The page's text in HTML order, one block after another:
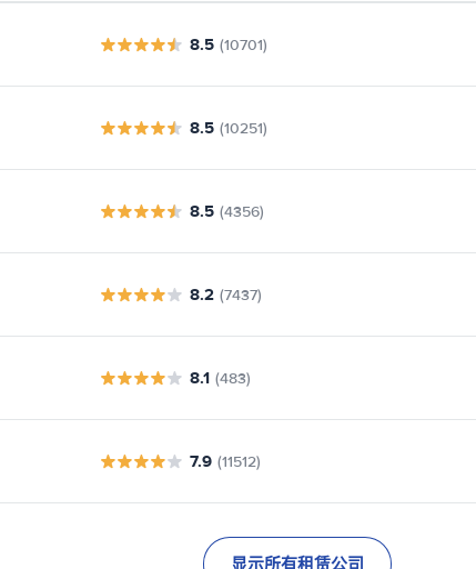
8.5 (10701)
8.5 (10251)
8.5 (4356)
8.2 (7437)
8.1 (483)
7.9 (11512)